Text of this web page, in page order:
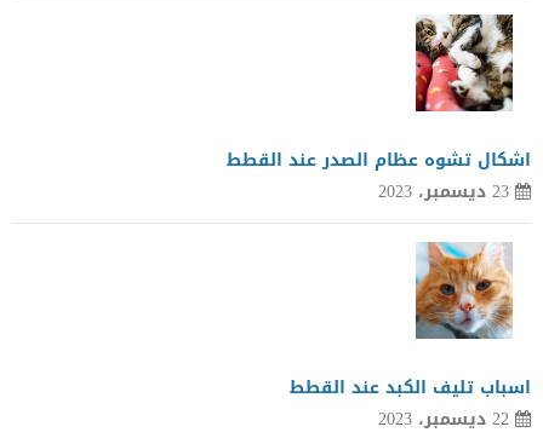
اشكال تشوه عظام الصدر عند القطط
23 ديسمبر، 2023
اسباب تليف الكبد عند القطط
22 ديسمبر، 2023